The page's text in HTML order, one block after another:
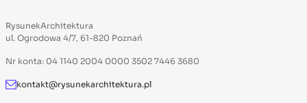
RysunekArchitektura
ul. Ogrodowa 4/7, 61-820 Poznań
Nr konta: 04 1140 2004 0000 3502 7446 3680
kontakt@rysunekarchitektura.pl